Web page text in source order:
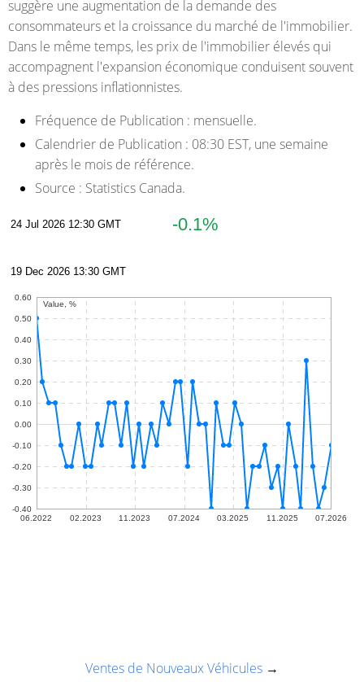
suggère une augmentation de la demande des
consommateurs et la croissance du marché de l'immobilier.
Dans le même temps, les prix de l'immobilier élevés qui
accompagnent l'expansion économique conduisent souvent
à des pressions inflationnistes.
Fréquence de Publication : mensuelle.
Calendrier de Publication : 08:30 EST, une semaine
après le mois de référence.
Source : Statistics Canada.
Ventes de Nouveaux Véhicules →